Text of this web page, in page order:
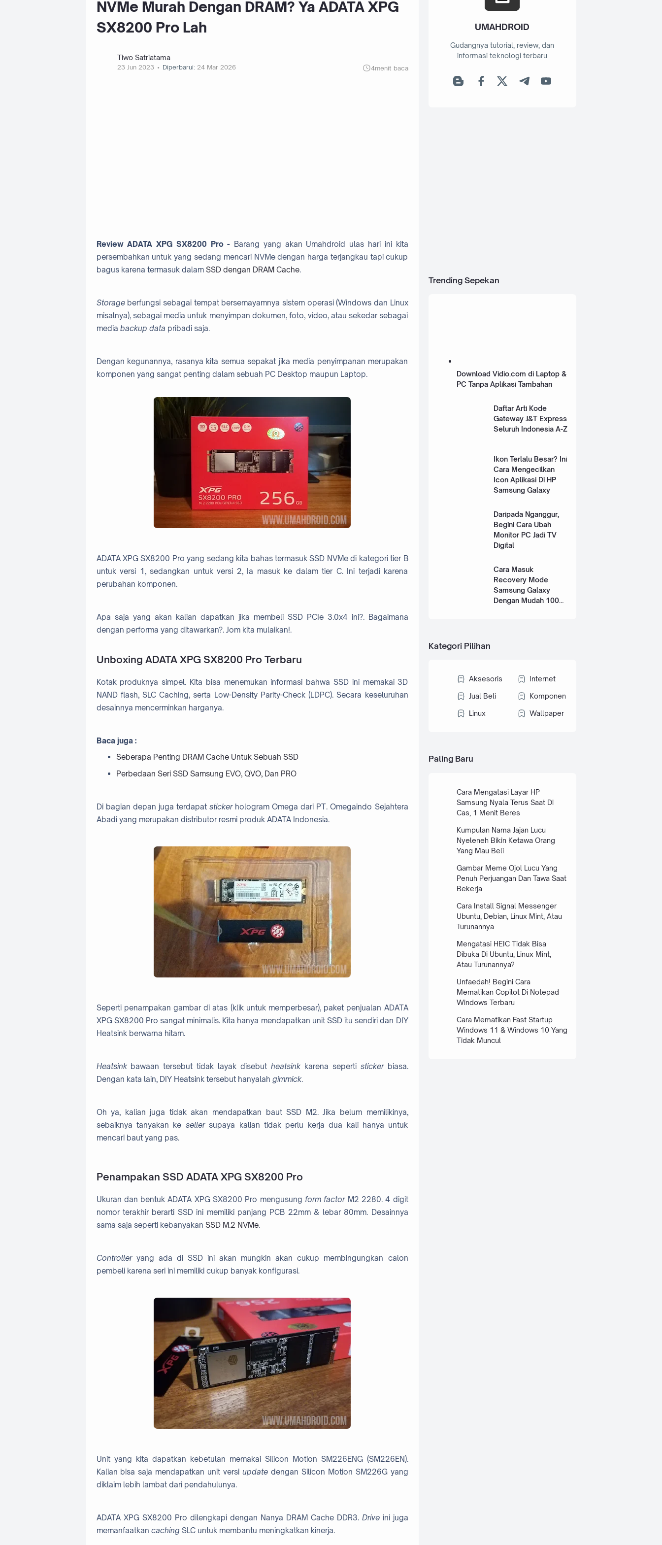
NVMe Murah Dengan DRAM? Ya ADATA XPG
SX8200 Pro Lah
Tiwo Satriatama
23 Jun 2023 Diperbarui: 24 Mar 2026 4menit baca
Review ADATA XPG SX8200 Pro - Barang yang akan Umahdroid ulas hari ini kita
persembahkan untuk yang sedang mencari NVMe dengan harga terjangkau tapi cukup
bagus karena termasuk dalam SSD dengan DRAM Cache.
Storageberfungsi sebagai tempat bersemayamnya sistem operasi (Windows dan Linux
misalnya), sebagai media untuk menyimpan dokumen, foto, video, atau sekedar sebagai
media backup data pribadi saja.
Dengan kegunannya, rasanya kita semua sepakat jika media penyimpanan merupakan
komponen yang sangat penting dalam sebuah PC Desktop maupun Laptop.
ADATA XPG SX8200 Pro yang sedang kita bahas termasuk SSD NVMe di kategori tier B
untuk versi 1, sedangkan untuk versi 2, Ia masuk ke dalam tier C. Ini terjadi karena
perubahan komponen.
Apa saja yang akan kalian dapatkan jika membeli SSD PCIe 3.0x4 ini?. Bagaimana
dengan performa yang ditawarkan?. Jom kita mulaikan!.
Unboxing ADATA XPG SX8200 Pro Terbaru
Kotak produknya simpel. Kita bisa menemukan informasi bahwa SSD ini memakai 3D
NAND flash, SLC Caching, serta Low-Density Parity-Check (LDPC). Secara keseluruhan
desainnya mencerminkan harganya.
Baca juga :
Seberapa Penting DRAM Cache Untuk Sebuah SSD
Perbedaan Seri SSD Samsung EVO, QVO, Dan PRO
Di bagian depan juga terdapat stickerhologram Omega dari PT. Omegaindo Sejahtera
Abadi yang merupakan distributor resmi produk ADATA Indonesia.
Seperti penampakan gambar di atas (klik untuk memperbesar), paket penjualan ADATA
XPG SX8200 Pro sangat minimalis. Kita hanya mendapatkan unit SSD itu sendiri dan DIY
Heatsink berwarna hitam.
Heatsinkbawaan tersebut tidak layak disebut heatsinkkarena seperti stickerbiasa.
Dengan kata lain, DIY Heatsink tersebut hanyalah gimmick.
Oh ya, kalian juga tidak akan mendapatkan baut SSD M2. Jika belum memilikinya,
sebaiknya tanyakan ke sellersupaya kalian tidak perlu kerja dua kali hanya untuk
mencari baut yang pas.
Penampakan SSD ADATA XPG SX8200 Pro
Ukuran dan bentuk ADATA XPG SX8200 Pro mengusung form factorM2 2280. 4 digit
nomor terakhir berarti SSD ini memiliki panjang PCB 22mm & lebar 80mm. Desainnya
sama saja seperti kebanyakan SSD M.2 NVMe.
Controlleryang ada di SSD ini akan mungkin akan cukup membingungkan calon
pembeli karena seri ini memiliki cukup banyak konfigurasi.
Unit yang kita dapatkan kebetulan memakai Silicon Motion SM226ENG (SM226EN).
Kalian bisa saja mendapatkan unit versi updatedengan Silicon Motion SM226G yang
diklaim lebih lambat dari pendahulunya.
ADATA XPG SX8200 Pro dilengkapi dengan Nanya DRAM Cache DDR3. Driveini juga
memanfaatkan caching SLC untuk membantu meningkatkan kinerja.
UMAHDROID
Gudangnya tutorial, review, dan
informasi teknologi terbaru
Trending Sepekan
Download Vidio.com di Laptop &
PC Tanpa Aplikasi Tambahan
Daftar Arti Kode
Gateway J&T Express
Seluruh Indonesia A-Z
Ikon Terlalu Besar? Ini
Cara Mengecilkan
Icon Aplikasi Di HP
Samsung Galaxy
Daripada Nganggur,
Begini Cara Ubah
Monitor PC Jadi TV
Digital
Cara Masuk
Recovery Mode
Samsung Galaxy
Dengan Mudah 100%
Kategori Pilihan
Aksesoris Internet
Jual Beli Komponen
Linux Wallpaper
Paling Baru
Cara Mengatasi Layar HP
Samsung Nyala Terus Saat Di
Cas, 1 Menit Beres
Kumpulan Nama Jajan Lucu
Nyeleneh Bikin Ketawa Orang
Yang Mau Beli
Gambar Meme Ojol Lucu Yang
Penuh Perjuangan Dan Tawa Saat
Bekerja
Cara Install Signal Messenger
Ubuntu, Debian, Linux Mint, Atau
Turunannya
Mengatasi HEIC Tidak Bisa
Dibuka Di Ubuntu, Linux Mint,
Atau Turunannya?
Unfaedah! Begini Cara
Mematikan Copilot Di Notepad
Windows Terbaru
Cara Mematikan Fast Startup
Windows 11 & Windows 10 Yang
Tidak Muncul